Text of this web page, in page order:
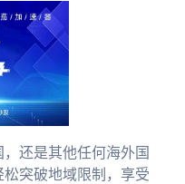
还是其他任何海外国
松突破地域限制，享受